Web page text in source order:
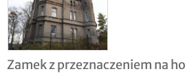
Zamek z przeznaczeniem na